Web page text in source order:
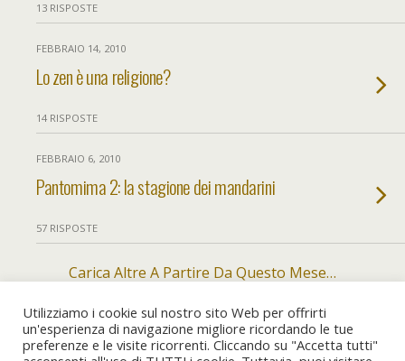
13 RISPOSTE
FEBBRAIO 14, 2010
Lo zen è una religione?
14 RISPOSTE
FEBBRAIO 6, 2010
Pantomima 2: la stagione dei mandarini
57 RISPOSTE
Carica Altre A Partire Da Questo Mese…
Torna su
Utilizziamo i cookie sul nostro sito Web per offrirti
un'esperienza di navigazione migliore ricordando le tue
preferenze e le visite ricorrenti. Cliccando su "Accetta tutti"